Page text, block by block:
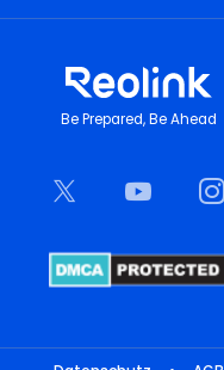
Be Prepared, Be Ahead